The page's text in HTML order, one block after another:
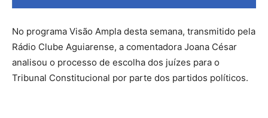
No programa Visão Ampla desta semana, transmitido pela
Rádio Clube Aguiarense, a comentadora Joana César
analisou o processo de escolha dos juízes para o
Tribunal Constitucional por parte dos partidos políticos.